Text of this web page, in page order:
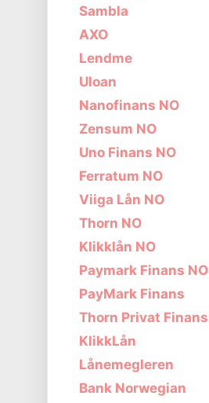
Sambla
AXO
Lendme
Uloan
Nanofinans NO
Zensum NO
Uno Finans NO
Ferratum NO
Viiga Lån NO
Thorn NO
Klikklån NO
Paymark Finans NO
PayMark Finans
Thorn Privat Finans
KlikkLån
Lånemegleren
Bank Norwegian